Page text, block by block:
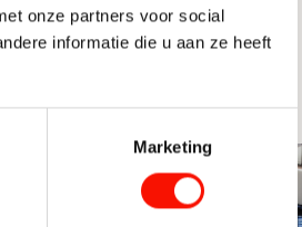
onze partners voor social
informatie die u aan ze heeft
Marketing